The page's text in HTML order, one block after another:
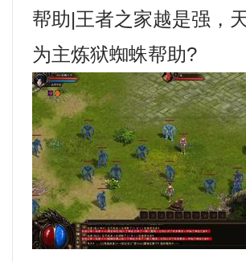
帮助|王者之家越是强，
为主炼狱蜘蛛帮助?